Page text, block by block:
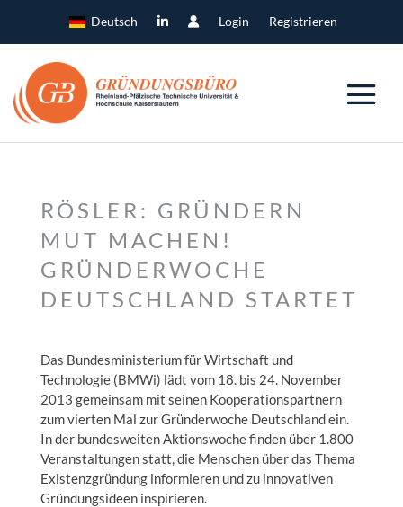
Deutsch Login Registrieren
RÖSLER: GRÜNDERN
MUT MACHEN!
GRÜNDERWOCHE
DEUTSCHLAND STARTET
Das Bundesministerium für Wirtschaft und
Technologie (BMWi) lädt vom 18. bis 24. November
2013 gemeinsam mit seinen Kooperationspartnern
zum vierten Mal zur Gründerwoche Deutschland ein.
In der bundesweiten Aktionswoche finden über 1.800
Veranstaltungen statt, die Menschen über das Thema
Existenzgründung informieren und zu innovativen
Gründungsideen inspirieren.